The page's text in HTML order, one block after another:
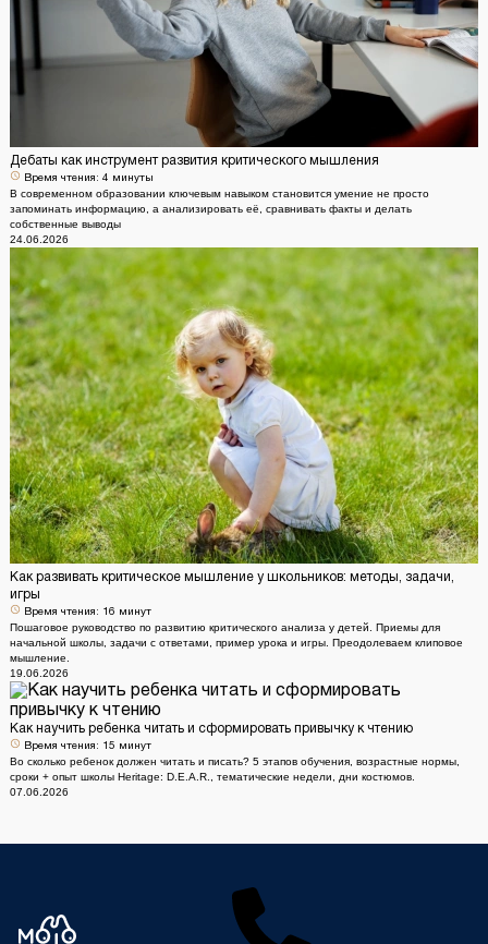
Дебаты как инструмент развития критического мышления
Время чтения: 4 минуты
В современном образовании ключевым навыком становится умение не просто
запоминать информацию, а анализировать её, сравнивать факты и делать
собственные выводы
24.06.2026
Как развивать критическое мышление у школьников: методы, задачи,
игры
Время чтения: 16 минут
Пошаговое руководство по развитию критического анализа у детей. Приемы для
начальной школы, задачи с ответами, пример урока и игры. Преодолеваем клиповое
мышление.
19.06.2026
Как научить ребенка читать и сформировать привычку к чтению
Время чтения: 15 минут
Во сколько ребенок должен читать и писать? 5 этапов обучения, возрастные нормы,
сроки + опыт школы Heritage: D.E.A.R., тематические недели, дни костюмов.
07.06.2026